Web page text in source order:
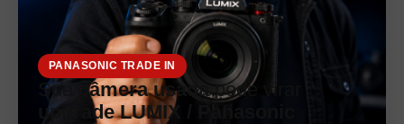
PANASONIC TRADE IN
Sua câmera usadapode virar
upgrade LUMIX / Panasonic